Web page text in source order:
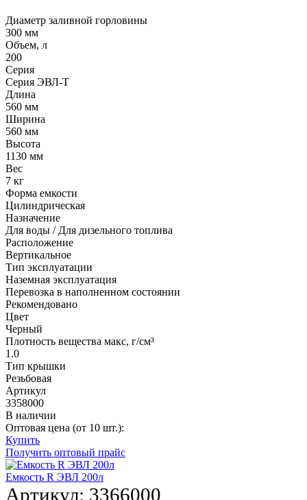
Диаметр заливной горловины
300 мм
Объем, л
200
Серия
Серия ЭВЛ-Т
Длина
560 мм
Ширина
560 мм
Высота
1130 мм
Вес
7 кг
Форма емкости
Цилиндрическая
Назначение
Для воды / Для дизельного топлива
Расположение
Вертикальное
Тип эксплуатации
Наземная эксплуатация
Перевозка в наполненном состоянии
Рекомендовано
Цвет
Черный
Плотность вещества макс, г/см³
1.0
Тип крышки
Резьбовая
Артикул
3358000
В наличии
Оптовая цена (от 10 шт.):
Купить
Получить оптовый прайс
Емкость R ЭВЛ 200л
Артикул: 3366000